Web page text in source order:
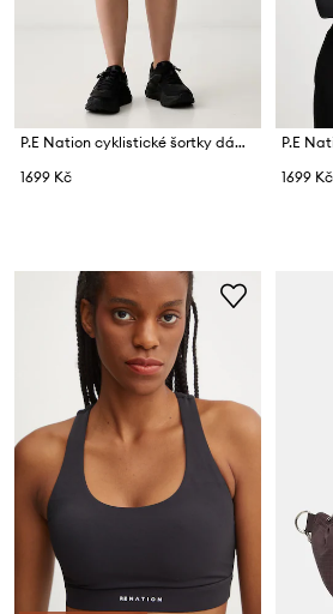
P.E Nation cyklistické šortky dámské Highgate
1699 Kč
1699 Kč